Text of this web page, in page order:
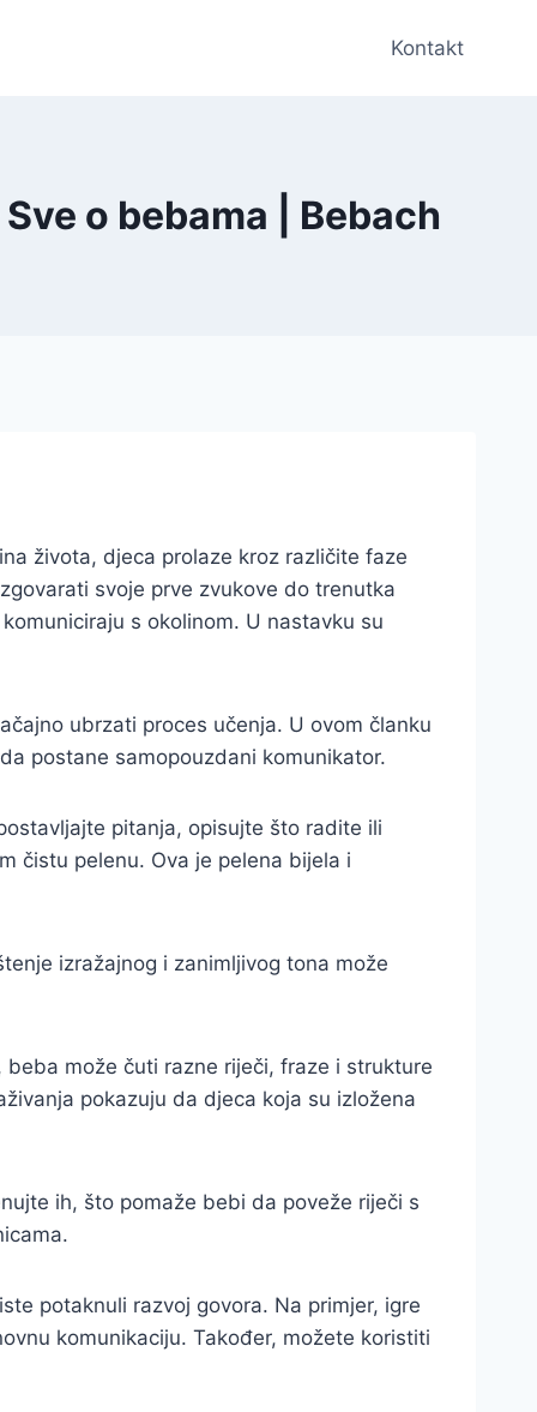
Kontakt
o bebama | Bebach
života, djeca prolaze kroz različite faze
svoje prve zvukove do trenutka
s okolinom. U nastavku su
ubrzati proces učenja. U ovom članku
postane samopouzdani komunikator.
pitanja, opisujte što radite ili
čistu pelenu. Ova je pelena bijela i
izražajnog i zanimljivog tona može
može čuti razne riječi, fraze i strukture
pokazuju da djeca koja su izložena
ih, što pomaže bebi da poveže riječi s
potaknuli razvoj govora. Na primjer, igre
komunikaciju. Također, možete koristiti